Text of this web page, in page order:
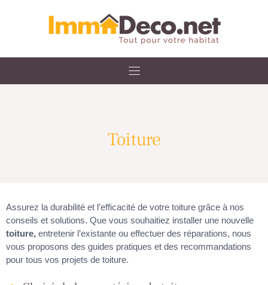
Toiture
Assurez la durabilité et l’efficacité de votre toiture grâce à nos
conseils et solutions. Que vous souhaitiez installer une nouvelle
toiture, entretenir l’existante ou effectuer des réparations, nous
vous proposons des guides pratiques et des recommandations
pour tous vos projets de toiture.